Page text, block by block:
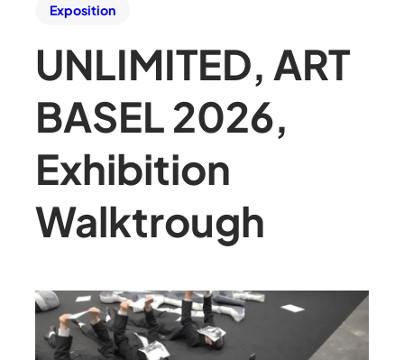
Exposition
UNLIMITED, ART
BASEL 2026,
Exhibition
Walktrough